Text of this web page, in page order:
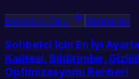
Devamını Oku Rehberler
Sohbetci İçin En İyi
Kalitesi, Bildirimler,
Optimizasyonu Rehberi